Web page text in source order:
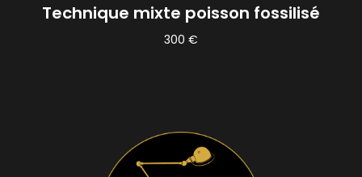
Technique mixte poisson fossilisé
300 €